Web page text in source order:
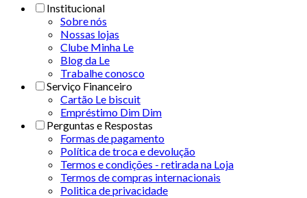
Institucional
Sobre nós
Nossas lojas
Clube Minha Le
Blog da Le
Trabalhe conosco
Serviço Financeiro
Cartão Le biscuit
Empréstimo Dim Dim
Perguntas e Respostas
Formas de pagamento
Política de troca e devolução
Termos e condições - retirada na Loja
Termos de compras internacionais
Politica de privacidade